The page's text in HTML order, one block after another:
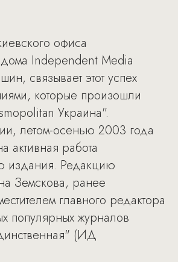
офиса
дома Independent Media
связывает этот успех
которые произошли
Украина".
летом-осенью 2003 года
активная работа
издания. Редакцию
Земскова, ранее
главного редактора
популярных журналов
(ИД